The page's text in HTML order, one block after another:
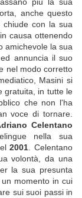
anche questo
con la sua
causa ottenendo
amichevole la sua
ed annuncia il suo
nel modo corretto
Masini si
gratuita, in tutte le
che non l'ha
voce di tornare.
Celentano
nella sua
2001 . Celentano
volontà, da una
la sua presunta
momento in cui
sui suoi passi in